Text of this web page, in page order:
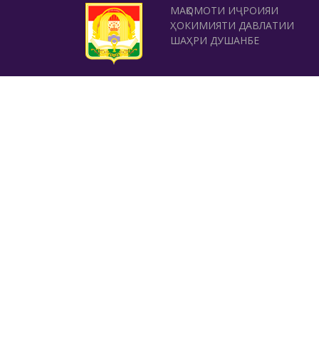
МАҚОМОТИ ИҶРОИЯИ
ҲОКИМИЯТИ ДАВЛАТИИ
ШАҲРИ ДУШАНБЕ